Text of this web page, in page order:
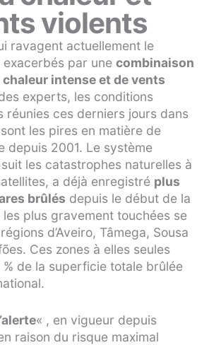
violents
ravagent actuellement le
par une combinaison
intense et de vents
experts, les conditions
réunies ces derniers jours dans
les pires en matière de
depuis 2001. Le système
les catastrophes naturelles à
a déjà enregistré plus
brûlés depuis le début de la
les plus gravement touchées se
d’Aveiro, Tâmega, Sousa
Ces zones à elles seules
de la superficie totale brûlée
« , en vigueur depuis
raison du risque maximal